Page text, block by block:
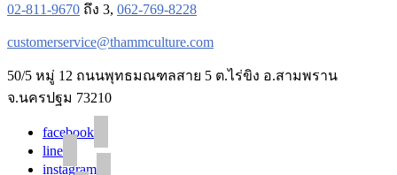
02-811-9670 ถึง 3, 062-769-8228
customerservice@thammculture.com
50/5 หมู่ 12 ถนนพุทธมณฑลสาย 5 ต.ไร่ขิง อ.สามพราน
จ.นครปฐม 73210
facebook
line
instagram